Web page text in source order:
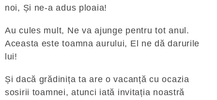
noi, Și ne-a adus ploaia!
Au cules mult, Ne va ajunge pentru tot anul.
Aceasta este toamna aurului, El ne dă darurile
lui!
Și dacă grădinița ta are o vacanță cu ocazia
sosirii toamnei, atunci iată invitația noastră